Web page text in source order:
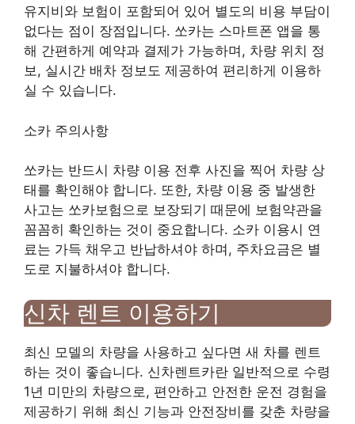
유지비와 보험이 포함되어 있어 별도의 비용 부담이
없다는 점이 장점입니다. 쏘카는 스마트폰 앱을 통
해 간편하게 예약과 결제가 가능하며, 차량 위치 정
보, 실시간 배차 정보도 제공하여 편리하게 이용하
실 수 있습니다.
소카 주의사항
쏘카는 반드시 차량 이용 전후 사진을 찍어 차량 상
태를 확인해야 합니다. 또한, 차량 이용 중 발생한
사고는 쏘카보험으로 보장되기 때문에 보험약관을
꼼꼼히 확인하는 것이 중요합니다. 소카 이용시 연
료는 가득 채우고 반납하셔야 하며, 주차요금은 별
도로 지불하셔야 합니다.
신차 렌트 이용하기
최신 모델의 차량을 사용하고 싶다면 새 차를 렌트
하는 것이 좋습니다. 신차렌트카란 일반적으로 수령
1년 미만의 차량으로, 편안하고 안전한 운전 경험을
제공하기 위해 최신 기능과 안전장비를 갖춘 차량을